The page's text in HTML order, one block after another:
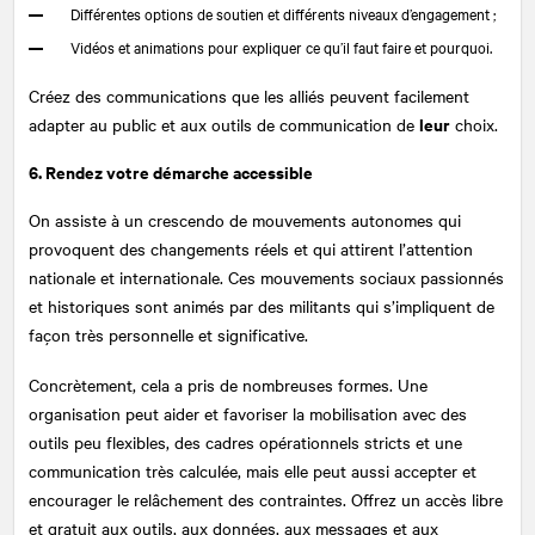
Différentes options de soutien et différents niveaux d’engagement ;
Vidéos et animations pour expliquer ce qu’il faut faire et pourquoi.
Créez des communications que les alliés peuvent facilement
adapter au public et aux outils de communication de leur choix.
6. Rendez votre démarche accessible
On assiste à un crescendo de mouvements autonomes qui
provoquent des changements réels et qui attirent l’attention
nationale et internationale. Ces mouvements sociaux passionnés
et historiques sont animés par des militants qui s’impliquent de
façon très personnelle et significative.
Concrètement, cela a pris de nombreuses formes. Une
organisation peut aider et favoriser la mobilisation avec des
outils peu flexibles, des cadres opérationnels stricts et une
communication très calculée, mais elle peut aussi accepter et
encourager le relâchement des contraintes. Offrez un accès libre
et gratuit aux outils, aux données, aux messages et aux